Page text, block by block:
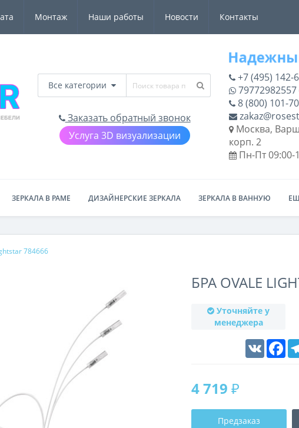
Монтаж Наши работы Новости Контакты
Все категории
Заказать обратный звонок
Услуга 3D визуализации
+7 (495) 142-
79772982557
8 (800) 101-
Москва,
корп. 2
Пн-Пт 09:00-
ЗЕРКАЛА В РАМЕ ДИЗАЙНЕРСКИЕ ЗЕРКАЛА ЗЕРКАЛА В ВАННУЮ
784666
БРА OVALE
Уточняйте у
менеджера
VK
4 719 ₽
Предзаказ